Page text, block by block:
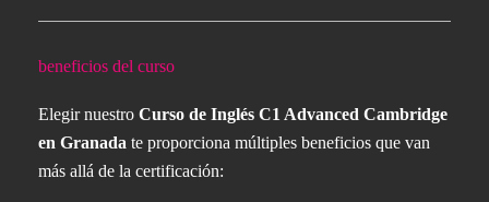
beneficios del curso
Elegir nuestro Curso de Inglés C1 Advanced Cambridge
en Granada te proporciona múltiples beneficios que van
más allá de la certificación: